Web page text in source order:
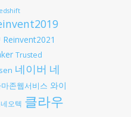
Reinvent2021
Trusted
네이버 네
존웹서비스 와이
오텍 클라우